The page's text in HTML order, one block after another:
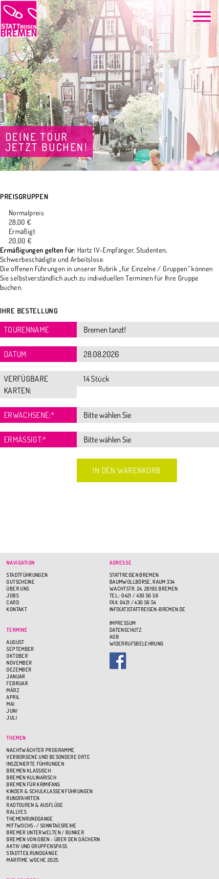
DEINE TOUR
JETZT BUCHEN!
PREISGRUPPEN
Normalpreis
28,00 €
Ermäßigt
20,00 €
Ermäßigungen gelten für: Hartz IV-Empfänger, Studenten,
Schwerbeschädigte und Arbeitslose.
Die offenen Führungen in unserer Rubrik „für Einzelne / Gruppen“ können
Sie selbstverständlich auch zu individuellen Terminen für Ihre Gruppe
buchen.
IHRE BESTELLUNG
TOURENNAME
DATUM
VERFÜGBARE
KARTEN:
14 Stück
ERWACHSENE:*
ERMÄSSIGT:*
NAVIGATION
STADTFÜHRUNGEN
GUTSCHEINE
ÜBER UNS
JOBS
CARD
KONTAKT
TERMINE
AUGUST
SEPTEMBER
OKTOBER
NOVEMBER
DEZEMBER
JANUAR
FEBRUAR
MÄRZ
APRIL
MAI
JUNI
JULI
THEMEN
NACHTWÄCHTER PROGRAMME
VERBORGENE UND BESONDERE ORTE
INSZENIERTE FÜHRUNGEN
BREMEN KLASSISCH
BREMEN KULINARISCH
BREMEN FÜR KRIMIFANS
KINDER & SCHULKLASSEN FÜHRUNGEN
RUNDFAHRTEN
RADTOUREN & AUSFLÜGE
RALLYES
THEMENRUNDGÄNGE
MITTWOCHS- / SONNTAGSREIHE
BREMER UNTERWELTEN / BUNKER
BREMEN VON OBEN - ÜBER DEN DÄCHERN
AKTIV UND GRUPPENSPASS
STADTTEILRUNDGÄNGE
MARITIME WOCHE 2025
ADRESSE
STATTREISEN BREMEN
BAUMWOLLBÖRSE, RAUM 334
WACHTSTR. 24, 28195 BREMEN
TEL.: 0421 / 430 56 56
FAX: 0421 / 430 56 54
INFO(AT)STATTREISEN-BREMEN.DE
IMPRESSUM
DATENSCHUTZ
AGB
WIDERRUFSBELEHRUNG